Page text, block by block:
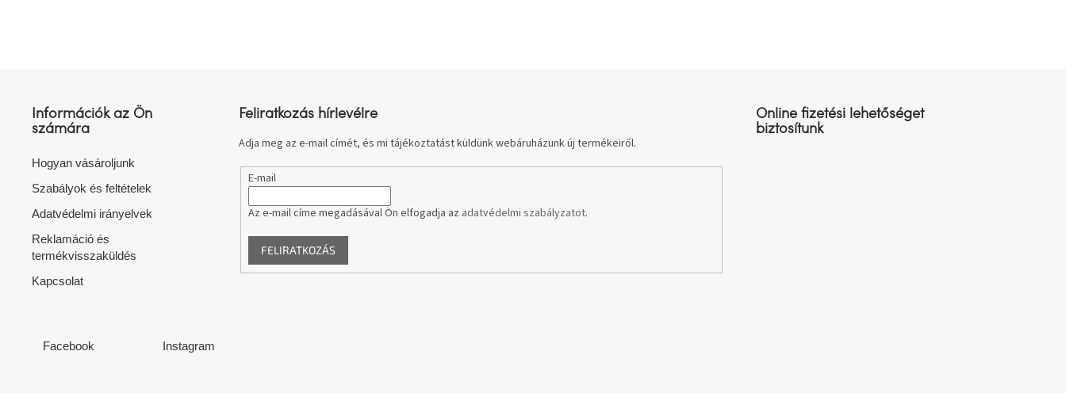
Információk az Ön
számára
Hogyan vásároljunk
Szabályok és feltételek
Adatvédelmi irányelvek
Reklamáció és
termékvisszaküldés
Kapcsolat
Feliratkozás hírlevélre
Adja meg az e-mail címét, és mi tájékoztatást küldünk webáruházunk új termékeiről.
E-mail
Az e-mail címe megadásával Ön elfogadja az adatvédelmi szabályzatot.
FELIRATKOZÁS
Online fizetési lehetőséget
biztosítunk
Facebook Instagram